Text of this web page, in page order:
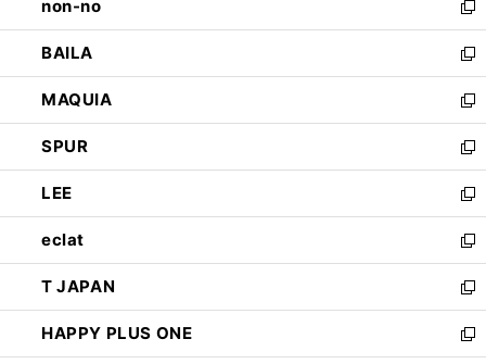
く
で
開
く
い
ウ
ィ
ン
ド
ウ
で
開
く
non-no
新
し
い
ウ
ィ
ン
ド
ウ
で
開
く
BAILA
新
し
い
ウ
ィ
ン
ド
ウ
で
開
く
MAQUIA
新
し
い
ウ
ィ
ン
ド
ウ
で
開
く
SPUR
新
し
い
ウ
ィ
ン
ド
ウ
で
開
LEE
新
し
い
ウ
ィ
ン
ド
ウ
eclat
新
し
い
ウ
ィ
ン
T JAPAN
新
し
い
ウ
HAPPY PLUS ONE
新